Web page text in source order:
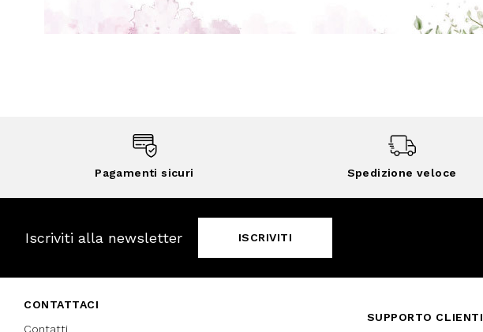
Pagamenti sicuri Spedizione veloce
Iscriviti alla newsletter ISCRIVITI
CONTATTACI
Contatti
SUPPORTO CLIENTI